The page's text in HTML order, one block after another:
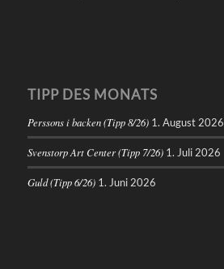
TIPP DES MONATS
Perssons i backen (Tipp 8/26) 1. August 2026
Svenstorp Art Center (Tipp 7/26) 1. Juli 2026
Guld (Tipp 6/26) 1. Juni 2026